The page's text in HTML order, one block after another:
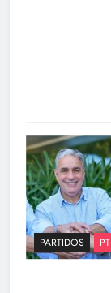
PARTIDOS PT